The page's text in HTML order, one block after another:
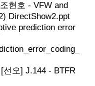
현호 - VFW and
DirectShow2.ppt
prediction error
선오] J.144 - BTFR